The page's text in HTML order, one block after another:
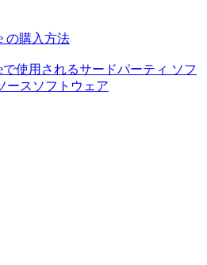
の購入方法
で使用されるサードパーティ ソフ
ースソフトウェア